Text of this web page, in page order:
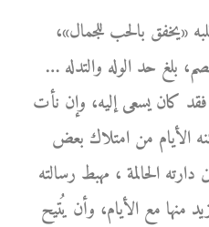
«يخفق بالحب للجمال»،
بلغ حد الوله والتدله …
كان يسعى إليه، وإن نأت
الأيام من امتلاك بعض
الحالمة ، مهبط رسالته
منها مع الأيام، وأن يُتيح